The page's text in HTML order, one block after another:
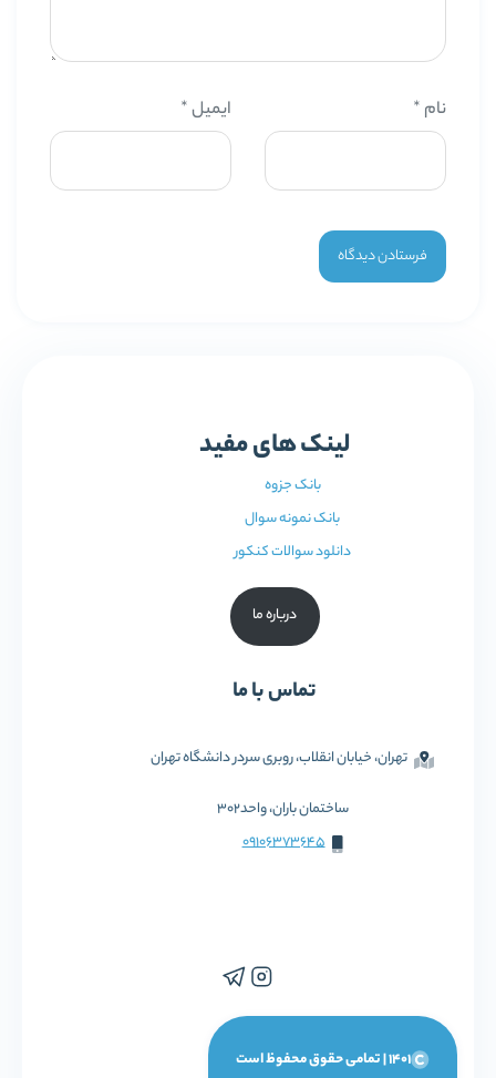
نام * ایمیل*
لینک های مفید
بانک جزوه
بانک نمونه سوال
دانلود سوالات کنکور
درباره ما
تماس با ما
تهران، خیابان انقلاب، روبری سردر دانشگاه تهران
ساختمان باران، واحد302
09106373645
1401 | تمامی حقوق محفوظ است